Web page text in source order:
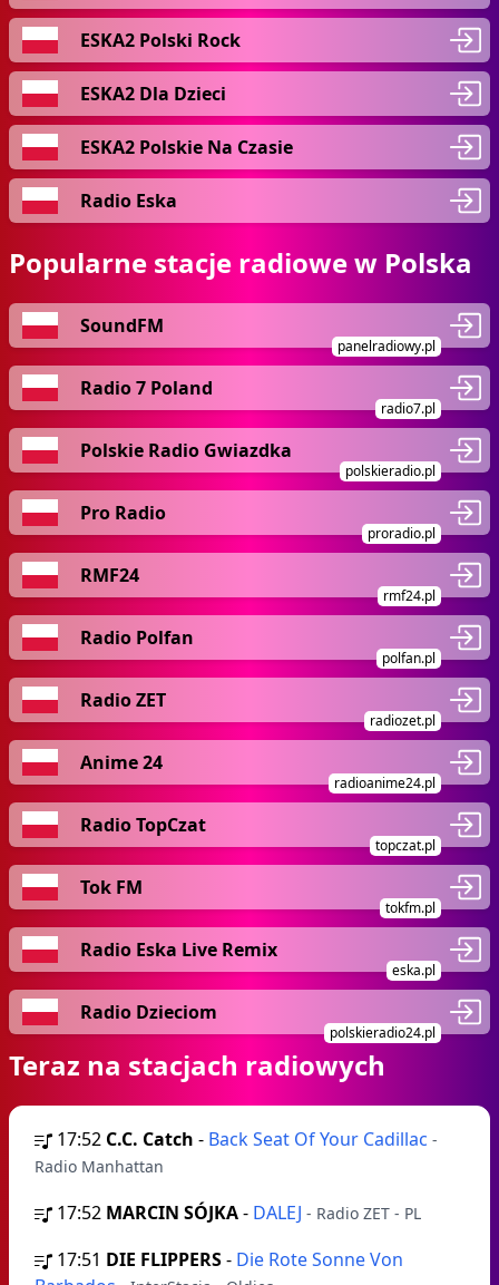
ESKA2 Polski Rock
ESKA2 Dla Dzieci
ESKA2 Polskie Na Czasie
Radio Eska
Popularne stacje radiowe w Polska
SoundFM
panelradiowy.pl
Radio 7 Poland
radio7.pl
Polskie Radio Gwiazdka
polskieradio.pl
Pro Radio
proradio.pl
RMF24
rmf24.pl
Radio Polfan
polfan.pl
Radio ZET
radiozet.pl
Anime 24
radioanime24.pl
Radio TopCzat
topczat.pl
Tok FM
tokfm.pl
Radio Eska Live Remix
eska.pl
Radio Dzieciom
polskieradio24.pl
Teraz na stacjach radiowych
17:52 C.C. Catch - Back Seat Of Your Cadillac -
Radio Manhattan
17:52 MARCIN SÓJKA- DALEJ - Radio ZET - PL
17:51 DIE FLIPPERS- Die Rote Sonne Von